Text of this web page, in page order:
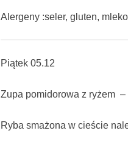
Alergeny :seler, gluten,
Piątek 05.12
Zupa pomidorowa z ryżem –
Ryba smażona w cieście